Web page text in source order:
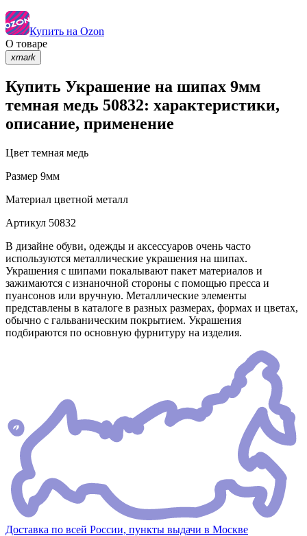
Купить на Ozon
О товаре
xmark
Купить Украшение на шипах 9мм
темная медь 50832: характеристики,
описание, применение
Цвет темная медь
Размер 9мм
Материал цветной металл
Артикул 50832
В дизайне обуви, одежды и аксессуаров очень часто
используются металлические украшения на шипах.
Украшения с шипами покалывают пакет материалов и
зажимаются с изнаночной стороны с помощью пресса и
пуансонов или вручную. Металлические элементы
представлены в каталоге в разных размерах, формах и цветах,
обычно с гальваническим покрытием. Украшения
подбираются по основную фурнитуру на изделия.
Доставка по всей России, пункты выдачи в Москве